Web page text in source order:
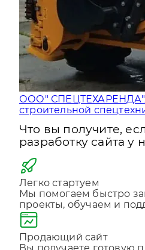
ООО" СПЕЦТЕХАРЕНДА"
Что вы получите,
разработку сайта у
Легко стартуем
Мы помогаем быстро
проекты, обучаем и
Продающий сайт